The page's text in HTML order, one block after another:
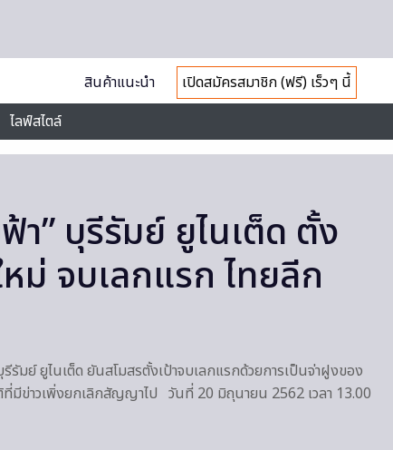
สินค้าแนะนำ
เปิดสมัครสมาชิก (ฟรี) เร็วๆ นี้
ไลฟ์สไตล์
า” บุรีรัมย์ ยูไนเต็ด ตั้ง
หม่ จบเลกแรก ไทยลีก
รัมย์ ยูไนเต็ด ยันสโมสรตั้งเป้าจบเลกแรกด้วยการเป็นจ่าฝูงของ
ที่มีข่าวเพิ่งยกเลิกสัญญาไป วันที่ 20 มิถุนายน 2562 เวลา 13.00